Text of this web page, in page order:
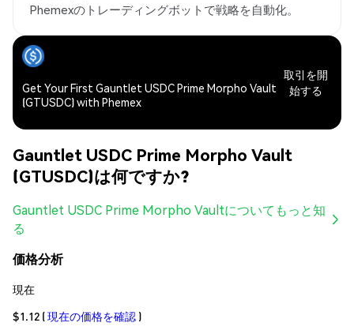
Phemexのトレーディングボットで戦略を自動化。
Get Your First Gauntlet USDC Prime Morpho Vault
(GTUSDC) with Phemex
取引を開
始する
Gauntlet USDC Prime Morpho Vault
(GTUSDC)は何ですか?
Gauntlet USDC Prime Morpho Vaultについてもっと知
る
価格分析
現在
$1.12 (現在の価格を確認 )